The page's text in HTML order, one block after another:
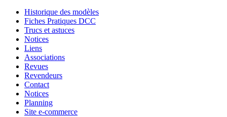
Historique des modèles
Fiches Pratiques DCC
Trucs et astuces
Notices
Liens
Associations
Revues
Revendeurs
Contact
Notices
Planning
Site e-commerce